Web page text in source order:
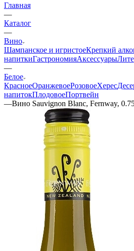
Главная
—
Каталог
—
Вино
Шампанское и игристоеКрепкий
напиткиГастрономияАксессуары
—
Белое
КрасноеОранжевоеРозовоеХерес
напитокПлодовоеПортвейн
—Вино Sauvignon Blanc, Fernway,